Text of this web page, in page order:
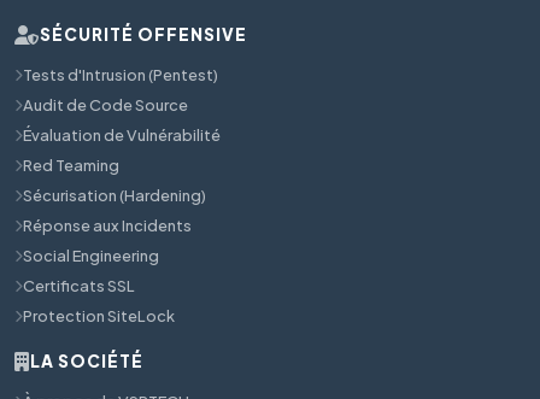
SÉCURITÉ OFFENSIVE
Tests d'Intrusion (Pentest)
Audit de Code Source
Évaluation de Vulnérabilité
Red Teaming
Sécurisation (Hardening)
Réponse aux Incidents
Social Engineering
Certificats SSL
Protection SiteLock
LA SOCIÉTÉ